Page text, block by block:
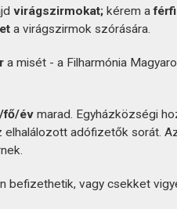
virágszirmokat; kérem a
a virágszirmok szórására.
a misét - a Filharmónia
fő/év marad. Egyházközségi
adófizetők sorát.
befizethetik, vagy csekket